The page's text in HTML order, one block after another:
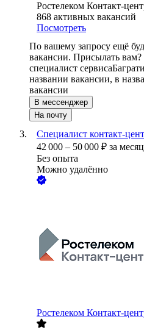
Ростелеком Контакт-
868 активных вакансий
Посмотреть
По вашему запросу ещё
вакансии. Присылать вам?
специалист сервиса
названии вакансии, в
вакансии
В мессенджер
На почту
Специалист контакт-
42 000 – 50 000 ₽ за
Без опыта
Можно удалённо
Ростелеком Контакт-